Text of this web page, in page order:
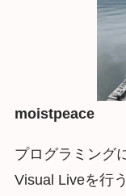
moistpeace
プログラミング
Visual Liveを行